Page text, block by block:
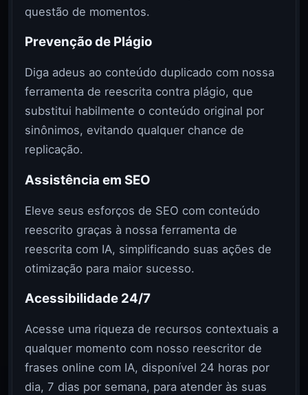
questão de momentos.
Prevenção de Plágio
Diga adeus ao conteúdo duplicado com nossa
ferramenta de reescrita contra plágio, que
substitui habilmente o conteúdo original por
sinônimos, evitando qualquer chance de
replicação.
Assistência em SEO
Eleve seus esforços de SEO com conteúdo
reescrito graças à nossa ferramenta de
reescrita com IA, simplificando suas ações de
otimização para maior sucesso.
Acessibilidade 24/7
Acesse uma riqueza de recursos contextuais a
qualquer momento com nosso reescritor de
frases online com IA, disponível 24 horas por
dia, 7 dias por semana, para atender às suas